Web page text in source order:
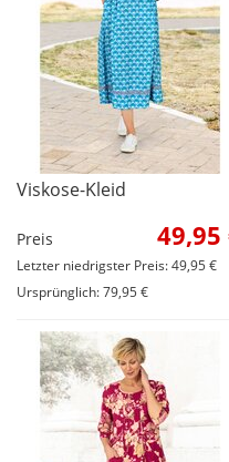
Viskose-Kleid
Preis 49,95
Letzter niedrigster Preis: 49,95 €
Ursprünglich: 79,95 €